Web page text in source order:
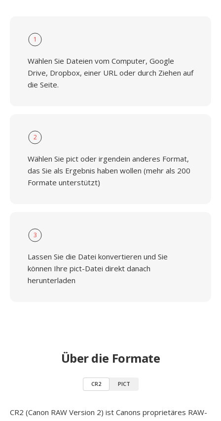
1
Wählen Sie Dateien vom Computer, Google
Drive, Dropbox, einer URL oder durch Ziehen auf
die Seite.
2
Wählen Sie pict oder irgendein anderes Format,
das Sie als Ergebnis haben wollen (mehr als 200
Formate unterstützt)
3
Lassen Sie die Datei konvertieren und Sie
können Ihre pict-Datei direkt danach
herunterladen
Über die Formate
CR2 PICT
CR2 (Canon RAW Version 2) ist Canons proprietäres RAW-